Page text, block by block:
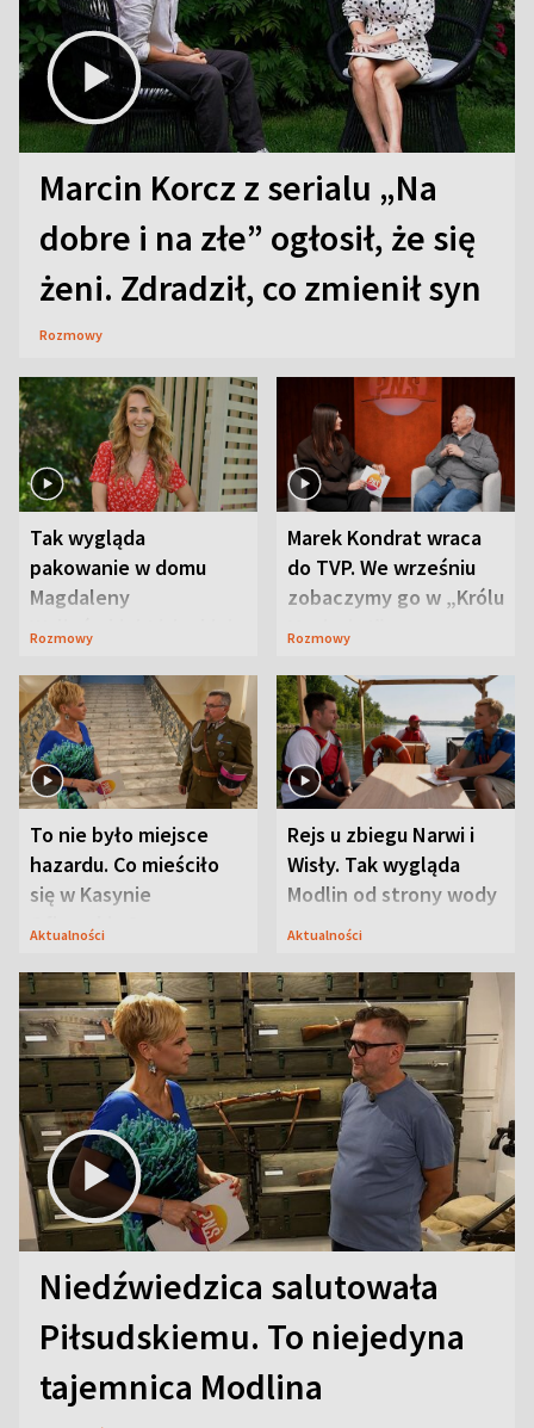
Marcin Korcz z serialu „Na
dobre i na złe” ogłosił, że się
żeni. Zdradził, co zmienił syn
Rozmowy
Tak wygląda
pakowanie w domu
Magdaleny
Waligórskiej-Lisieckiej.
Rozmowy
Marek Kondrat wraca
do TVP. We wrześniu
zobaczymy go w „Królu
Maciusiu I”
Rozmowy
To nie było miejsce
hazardu. Co mieściło
się w Kasynie
Oficerskim?
Aktualności
Rejs u zbiegu Narwi i
Wisły. Tak wygląda
Modlin od strony wody
Aktualności
Niedźwiedzica salutowała
Piłsudskiemu. To niejedyna
tajemnica Modlina